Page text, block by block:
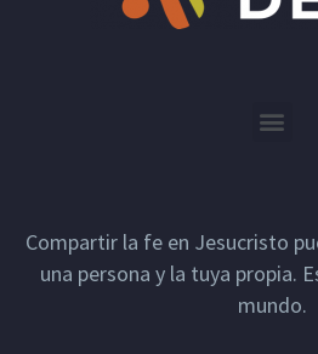
Compartir la fe en Jesucristo
una persona y la tuya propia.
mundo.